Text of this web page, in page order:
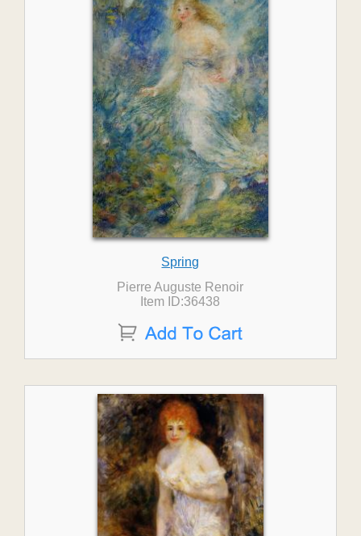
Spring
Pierre Auguste Renoir
Item ID:36438